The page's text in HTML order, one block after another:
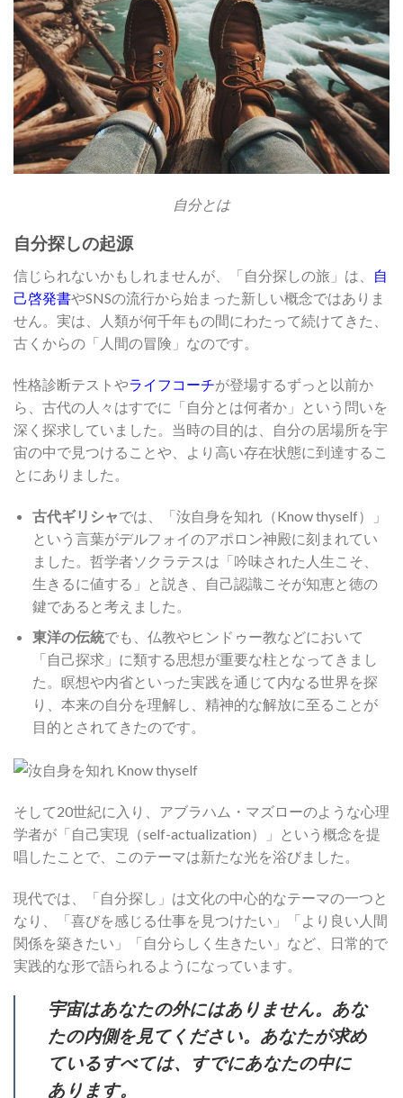
自分とは
自分探しの起源
信じられないかもしれませんが、「自分探しの旅」は、
自
己啓発書やSNSの流行から始まった新しい概念ではありま
せん。実は、人類が何千年もの間にわたって続けてきた、
古くからの「人間の冒険」なのです。
性格診断テストやライフコーチが登場するずっと以前か
ら、古代の人々はすでに「自分とは何者か」という問いを
深く探求していました。当時の目的は、自分の居場所を宇
宙の中で見つけることや、より高い存在状態に到達するこ
とにありました。
古代ギリシャでは、「汝自身を知れ（Know thyself）」
という言葉がデルフォイのアポロン神殿に刻まれてい
ました。哲学者ソクラテスは「吟味された人生こそ、
生きるに値する」と説き、自己認識こそが知恵と徳の
鍵であると考えました。
東洋の伝統でも、仏教やヒンドゥー教などにおいて
「自己探求」に類する思想が重要な柱となってきまし
た。瞑想や内省といった実践を通じて内なる世界を探
り、本来の自分を理解し、精神的な解放に至ることが
目的とされてきたのです。
そして20世紀に入り、アブラハム・マズローのような心理
学者が「自己実現（self-actualization）」という概念を提
唱したことで、このテーマは新たな光を浴びました。
現代では、「自分探し」は文化の中心的なテーマの一つと
なり、「喜びを感じる仕事を見つけたい」「より良い人間
関係を築きたい」「自分らしく生きたい」など、日常的で
実践的な形で語られるようになっています。
宇宙はあなたの外にはありません。あな
たの内側を見てください。あなたが求め
ているすべては、すでにあなたの中に
あります。